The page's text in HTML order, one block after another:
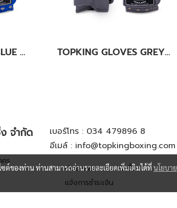
TOPKING GLOVES BLUE KANOK-02 TOPKING GLOVES GREY KANOK-02
จำกัด
ร
เบอร์โทร : 034 479896 8
อีเมล์ : info@topkingboxing.com
ติดตามสถานะการสั่งซื้อ
แจ้งการชำระเงิน
ต์ของท่าน ท่านสามารถอ่านรายละเอียดเพิ่มเติมได้ที่นโยบาย